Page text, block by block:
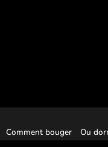
Comment bouger Ou